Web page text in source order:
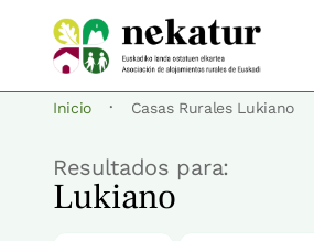
Inicio · Casas Rurales Lukiano
Resultados para:
Lukiano